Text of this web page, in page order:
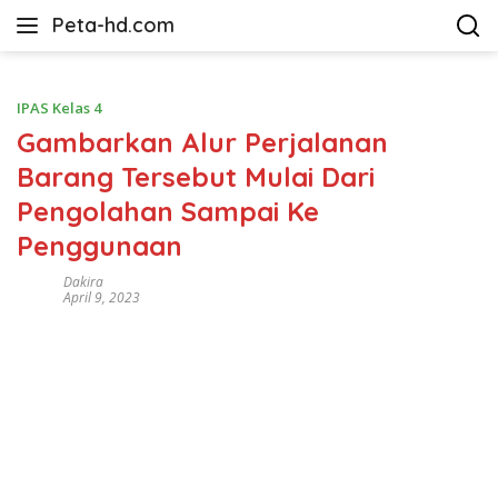
Peta-hd.com
Kumpulan
HD
IPAS Kelas 4
Gambarkan Alur Perjalanan
Barang Tersebut Mulai Dari
Pengolahan Sampai Ke
Penggunaan
Dakira
April 9, 2023